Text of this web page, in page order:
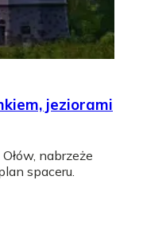
jeziorami
nabrzeże
spaceru.